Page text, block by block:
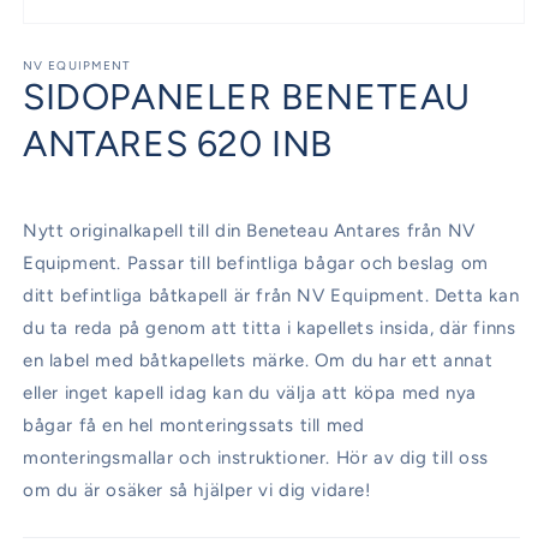
1
i
modalfönster
NV EQUIPMENT
SIDOPANELER BENETEAU
ANTARES 620 INB
Nytt originalkapell till din Beneteau Antares från NV
Equipment. Passar till befintliga bågar och beslag om
ditt befintliga båtkapell är från NV Equipment. Detta kan
du ta reda på genom att titta i kapellets insida, där finns
en label med båtkapellets märke. Om du har ett annat
eller inget kapell idag kan du välja att köpa med nya
bågar få en hel monteringssats till med
monteringsmallar och instruktioner. Hör av dig till oss
om du är osäker så hjälper vi dig vidare!